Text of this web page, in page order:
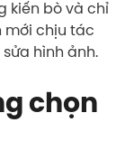
kiến bò và chỉ
mới chịu tác
hình ảnh.
chọn